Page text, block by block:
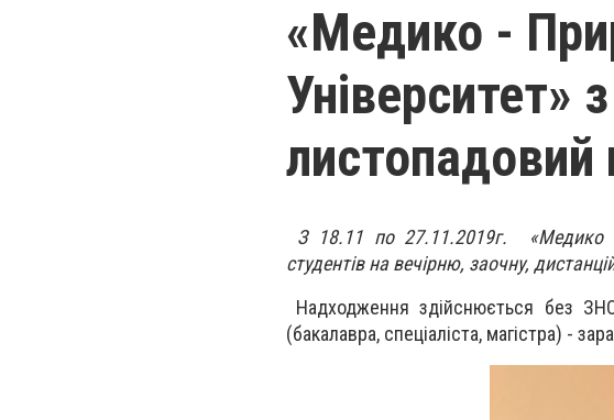
«Медико -
Університет»
листопадовий
З 18.11 по 27.11.2019г. «Медико -
студентів на вечірню, заочну,
Надходження здійснюється без
(бакалавра, спеціаліста, магістра) -